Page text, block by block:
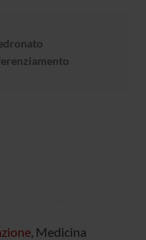
, Medicina